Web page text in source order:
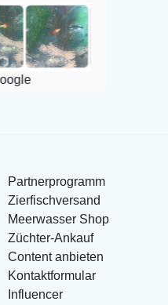
Partnerprogramm
Zierfischversand
Meerwasser Shop
Züchter-Ankauf
Content anbieten
Kontaktformular
Influencer